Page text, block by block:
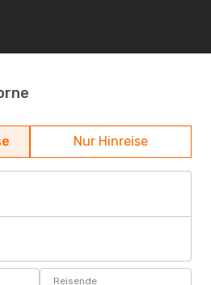
Nur Hinreise
Reisende